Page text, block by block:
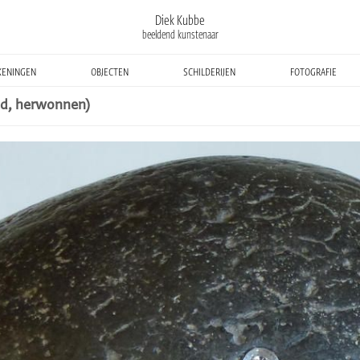
Diek Kubbe
beeldend kunstenaar
objecten schilderijen
fotografie
herwonnen)